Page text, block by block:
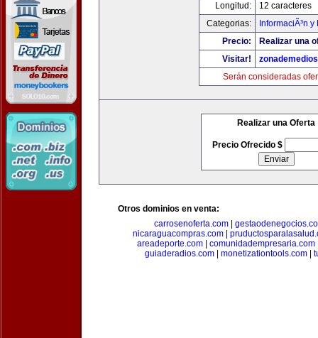
Longitud:
12 caracteres
Categorias:
InformaciÃ³n
Precio:
Realizar una
Visitar!
Serán consideradas
Realizar una Oferta
Precio Ofrecido $
Otros dominios en venta:
carrosenoferta.com
nicaraguacompras.com
areadeporte.com| comunidadempresaria.com
guiaderadios.com| monetizationtools.com|